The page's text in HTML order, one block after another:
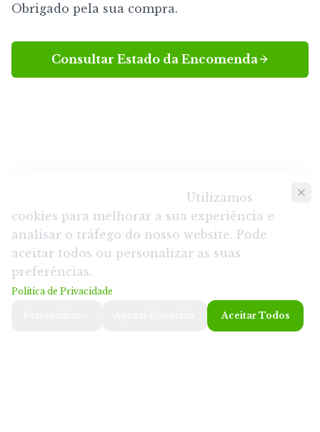
Obrigado pela sua compra.
Consultar Estado da Encomenda
Utilizamos
cookies para melhorar a sua experiência e
analisar o tráfego do nosso website. Pode
aceitar todos ou personalizar as suas
preferências.
Política de Privacidade
Aceitar Todos